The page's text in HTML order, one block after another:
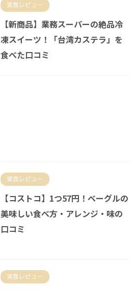
実食レビュー
【新商品】業務スーパーの絶品冷
凍スイーツ！「台湾カステラ」を
食べた口コミ
実食レビュー
【コストコ】1つ57円！ベーグルの
美味しい食べ方・アレンジ・味の
口コミ
実食レビュー